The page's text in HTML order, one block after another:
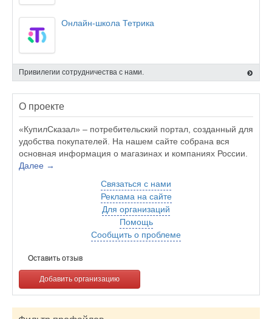
Онлайн-школа Тетрика
Привилегии сотрудничества с нами.
О проекте
«КупилСказал» – потребительский портал, созданный для
удобства покупателей. На нашем сайте собрана вся
основная информация о магазинах и компаниях России.
Далее →
Связаться с нами
Реклама на сайте
Для организаций
Помощь
Сообщить о проблеме
Оставить отзыв
Добавить организацию